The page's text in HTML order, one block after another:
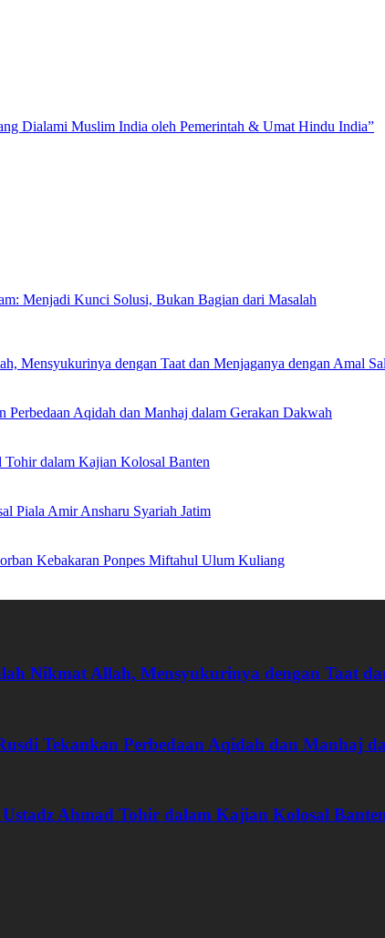
Dialami Muslim India oleh Pemerintah & Umat Hindu India”
Menjadi Kunci Solusi, Bukan Bagian dari Masalah
Mensyukurinya dengan Taat dan Menjaganya dengan Amal
Aqidah dan Manhaj dalam Gerakan Dakwah
dalam Kajian Kolosal Banten
Piala Amir Ansharu Syariah Jatim
Kebakaran Ponpes Miftahul Ulum Kuliang
Nikmat Allah, Mensyukurinya dengan Taat
Tekankan Perbedaan Aqidah dan Manhaj
Ahmad Tohir dalam Kajian Kolosal